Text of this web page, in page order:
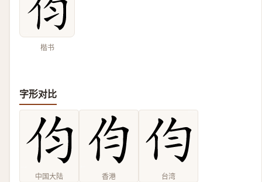
楷书
字形对比
中国大陆 香港 台湾